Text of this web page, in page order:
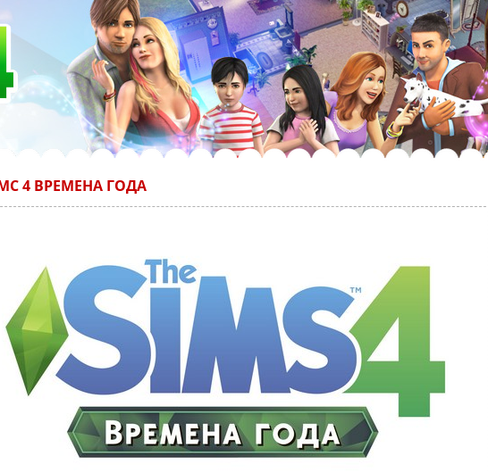
4 ВРЕМЕНА ГОДА